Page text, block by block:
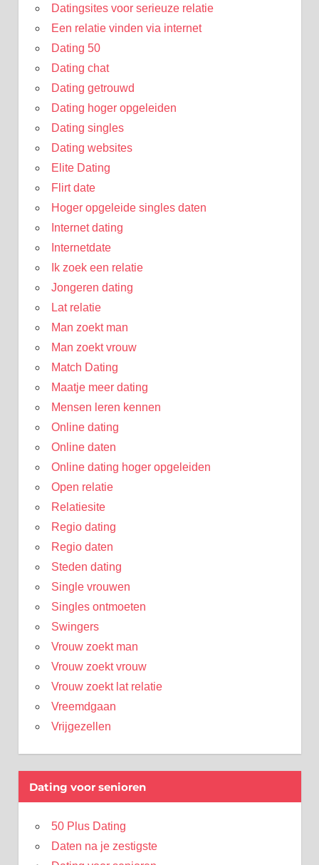
Datingsites voor serieuze relatie
Een relatie vinden via internet
Dating 50
Dating chat
Dating getrouwd
Dating hoger opgeleiden
Dating singles
Dating websites
Elite Dating
Flirt date
Hoger opgeleide singles daten
Internet dating
Internetdate
Ik zoek een relatie
Jongeren dating
Lat relatie
Man zoekt man
Man zoekt vrouw
Match Dating
Maatje meer dating
Mensen leren kennen
Online dating
Online daten
Online dating hoger opgeleiden
Open relatie
Relatiesite
Regio dating
Regio daten
Steden dating
Single vrouwen
Singles ontmoeten
Swingers
Vrouw zoekt man
Vrouw zoekt vrouw
Vrouw zoekt lat relatie
Vreemdgaan
Vrijgezellen
Dating voor senioren
50 Plus Dating
Daten na je zestigste